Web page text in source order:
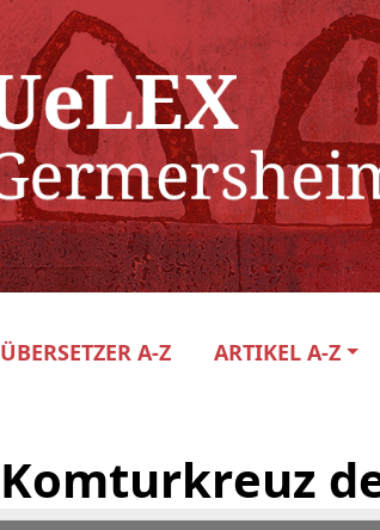
ÜBERSETZER A-Z ARTIKEL A-Z
Komturkreuz